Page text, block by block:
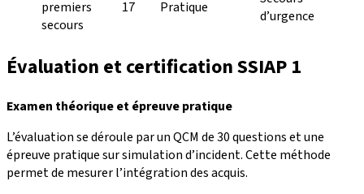
premiers
secours
17 Pratique
d’urgence
Évaluation et certification SSIAP 1
Examen théorique et épreuve pratique
L’évaluation se déroule par un QCM de 30 questions et une
épreuve pratique sur simulation d’incident. Cette méthode
permet de mesurer l’intégration des acquis.